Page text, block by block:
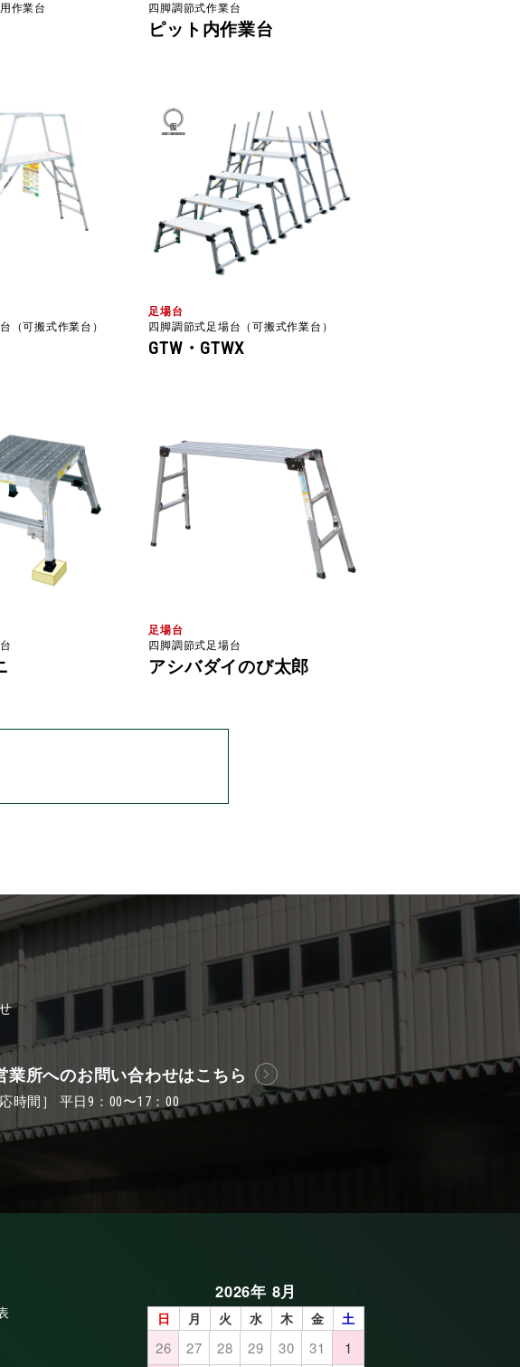
作業台
四脚調節式作業台
ピット内作業台
（可搬式作業台）
足場台
四脚調節式足場台（可搬式作業台）
GTW・GTWX
足場台
四脚調節式足場台
アシバダイのび太郎
業所へのお問い合わせはこちら
応時間］ 平日9：00〜17：00
2026年 8月
日 月 火 水 木 金 土
26 27 28 29 30 31 1